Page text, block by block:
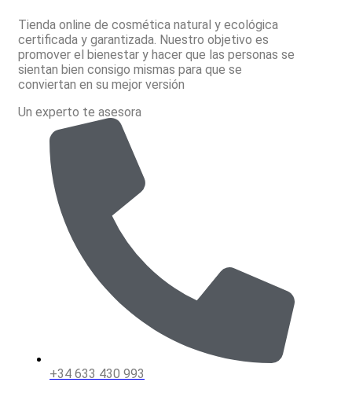
Tienda online de cosmética natural y ecológica
certificada y garantizada. Nuestro objetivo es
promover el bienestar y hacer que las personas se
sientan bien consigo mismas para que se
conviertan en su mejor versión
Un experto te asesora
+34 633 430 993